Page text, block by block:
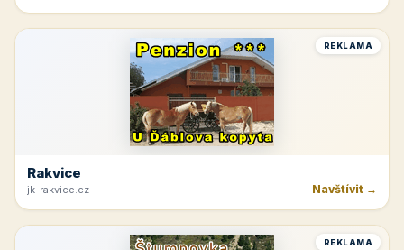
REKLAMA
Rakvice
jk-rakvice.cz Navštívit →
REKLAMA